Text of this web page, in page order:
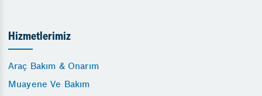
Hizmetlerimiz
Araç Bakım & Onarım
Muayene Ve Bakım